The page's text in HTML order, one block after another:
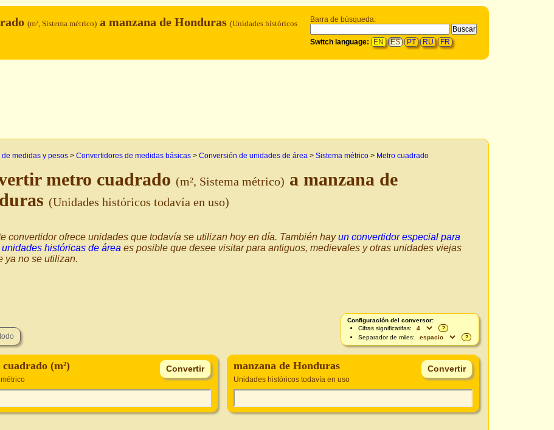
Barra de búsqueda:
Switch language: EN ES PT RU FR
(m², Sistema métrico) a manzana de Honduras (Unidades históricos
medidas y pesos > Convertidores de medidas básicas > Conversión de unidades de área > Sistema métrico > Metro cuadrado
metro cuadrado (m², Sistema métrico) a manzana de
(Unidades históricos todavía en uso)
convertidor ofrece unidades que todavía se utilizan hoy en día. También hayun convertidor especial para
históricas de área es posible que desee visitar para antiguos, medievales y otras unidades viejas
ya no se utilizan.
Configuración del conversor:
Cifras significatifas:
?
Separador de miles:
?
(m²) manzana de Honduras
Unidades históricos todavía en uso